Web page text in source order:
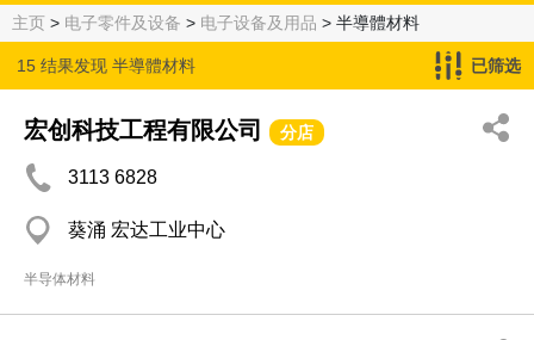
主页 > 电子零件及设备 > 电子设备及用品 > 半導體材料
15 结果发现 半導體材料 已筛选
宏创科技工程有限公司 分店
3113 6828
葵涌 宏达工业中心
半导体材料